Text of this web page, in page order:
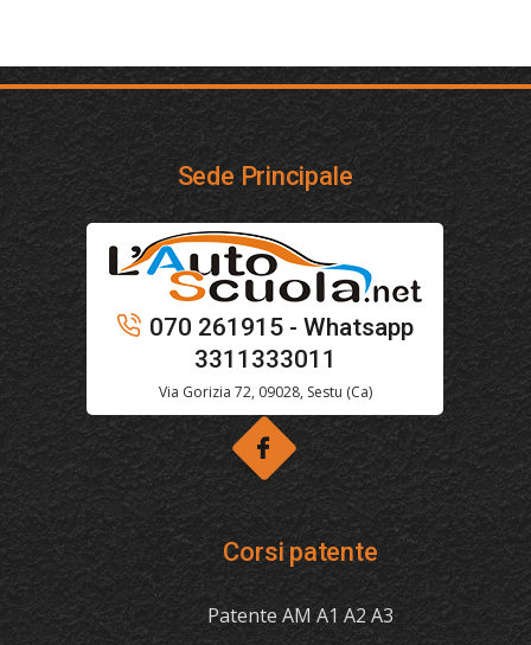
Sede Principale
070 261915 - Whatsapp
3311333011
Via Gorizia 72, 09028, Sestu (Ca)
Corsi patente
Patente AM A1 A2 A3